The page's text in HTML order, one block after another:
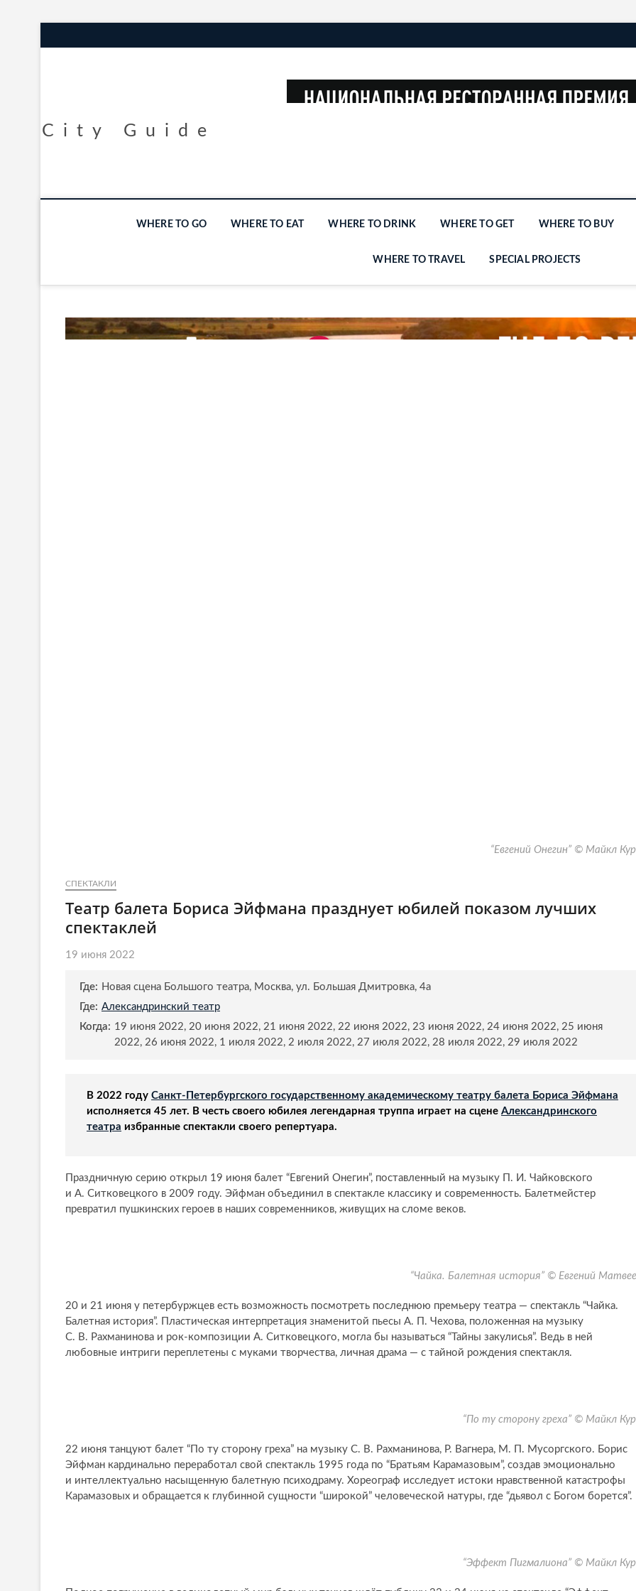
City Guide
WHERE TO GO WHERE TO EAT WHERE TO DRINK WHERE TO GET WHERE TO BUY
WHERE TO TRAVEL SPECIAL PROJECTS
“Евгений Онегин” © Майкл
СПЕКТАКЛИ
Театр балета Бориса Эйфмана празднует юбилей показом лучших
спектаклей
19 июня 2022
Где: Новая сцена Большого театра, Москва, ул. Большая Дмитровка, 4а
Где: Александринский театр
Когда: 19 июня 2022, 20 июня 2022, 21 июня 2022, 22 июня 2022, 23 июня 2022, 24 июня 2022, 25 июня
2022, 26 июня 2022, 1 июля 2022, 2 июля 2022, 27 июля 2022, 28 июля 2022, 29 июля 2022
В 2022 году Санкт-Петербургского государственному академическому театру балета Бориса Эйфмана
исполняется 45 лет. В честь своего юбилея легендарная труппа играет на сцене Александринского
театра избранные спектакли своего репертуара.
Праздничную серию открыл 19 июня балет “Евгений Онегин”, поставленный на музыку П. И. Чайковского
и А. Ситковецкого в 2009 году. Эйфман объединил в спектакле классику и современность. Балетмейстер
превратил пушкинских героев в наших современников, живущих на сломе веков.
“Чайка. Балетная история” © Евгений
20 и 21 июня у петербуржцев есть возможность посмотреть последнюю премьеру театра — спектакль “Чайка.
Балетная история”. Пластическая интерпретация знаменитой пьесы А. П. Чехова, положенная на музыку
С. В. Рахманинова и рок-композиции А. Ситковецкого, могла бы называться “Тайны закулисья”. Ведь в ней
любовные интриги переплетены с муками творчества, личная драма — с тайной рождения спектакля.
“По ту сторону греха” © Майкл
22 июня танцуют балет “По ту сторону греха” на музыку С. В. Рахманинова, Р. Вагнера, М. П. Мусоргского. Борис
Эйфман кардинально переработал свой спектакль 1995 года по “Братьям Карамазовым”, создав эмоционально
и интеллектуально насыщенную балетную психодраму. Хореограф исследует истоки нравственной катастрофы
Карамазовых и обращается к глубинной сущности “широкой” человеческой натуры, где “дьявол с Богом борется”.
“Эффект Пигмалиона” © Майкл